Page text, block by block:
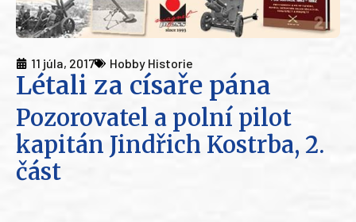
11 júla, 2017 Hobby Historie
Létali za císaře pána
Pozorovatel a polní pilot
kapitán Jindřich Kostrba, 2.
část